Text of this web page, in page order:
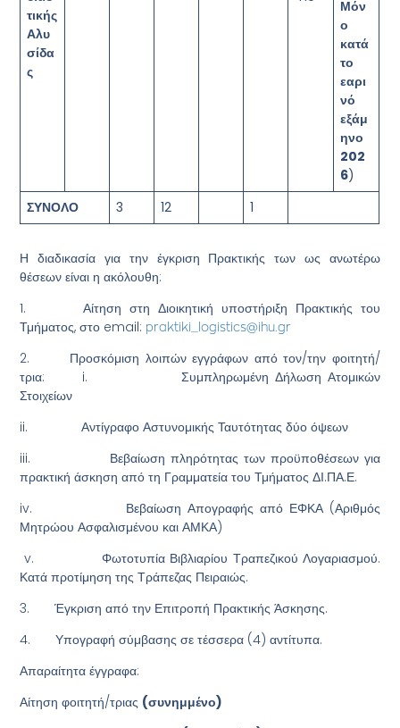
τικής
Αλυ
σίδα
ς
Μόν
ο
κατά
το
εαρι
νό
εξάμ
ηνο
202
6)
ΣΥΝΟΛΟ
3 12 1
Η διαδικασία για την έγκριση Πρακτικής των ως ανωτέρω
θέσεων είναι η ακόλουθη:
1. Αίτηση στη Διοικητική υποστήριξη Πρακτικής του
Τμήματος, στο email: praktiki_logistics@ihu.gr
2. Προσκόμιση λοιπών εγγράφων από τον/την φοιτητή/
τρια: i. Συμπληρωμένη Δήλωση Ατομικών
Στοιχείων
ii. Αντίγραφο Αστυνομικής Ταυτότητας δύο όψεων
iii. Βεβαίωση πληρότητας των προϋποθέσεων για
πρακτική άσκηση από τη Γραμματεία του Τμήματος ΔΙ.ΠΑ.Ε.
iv. Βεβαίωση Απογραφής από ΕΦΚΑ (Αριθμός
Μητρώου Ασφαλισμένου και ΑΜΚΑ)
v. Φωτοτυπία Βιβλιαρίου Τραπεζικού Λογαριασμού.
Κατά προτίμηση της Τράπεζας Πειραιώς.
3. Έγκριση από την Επιτροπή Πρακτικής Άσκησης.
4. Υπογραφή σύμβασης σε τέσσερα (4) αντίτυπα.
Απαραίτητα έγγραφα:
Αίτηση φοιτητή/τριας (συνημμένο)